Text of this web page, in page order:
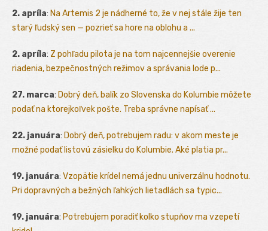
2. apríla: Na Artemis 2 je nádherné to, že v nej stále žije ten
starý ľudský sen — pozrieť sa hore na oblohu a ...
2. apríla: Z pohľadu pilota je na tom najcennejšie overenie
riadenia, bezpečnostných režimov a správania lode p...
27. marca: Dobrý deň, balík zo Slovenska do Kolumbie môžete
podať na ktorejkoľvek pošte. Treba správne napísať ...
22. januára: Dobrý deň, potrebujem radu: v akom meste je
možné podať listovú zásielku do Kolumbie. Aké platia pr...
19. januára: Vzopätie krídel nemá jednu univerzálnu hodnotu.
Pri dopravných a bežných ľahkých lietadlách sa typic...
19. januára: Potrebujem poradiť kolko stupňov ma vzepetí